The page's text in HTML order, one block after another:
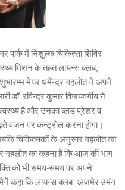
में निशुल्क चिकित्सा शिविर
मिशन के तहत लायन्स क्लब,
मेयर धर्मेन्द्र गहलोत ने अपने
डॉ. रविन्द्र कुमार विजयवर्गीय ने
है और उनका ब्लड प्रेशर व
वजन पर कन्ट्रोल करना होगा।
चिकित्सकों के अनुसार गहलोत का
गहलोत का कहना है कि आज की भाग
को भी समय-समय पर अपने
मैनें कहा कि लायन्स क्लब, अजमेर उमंग